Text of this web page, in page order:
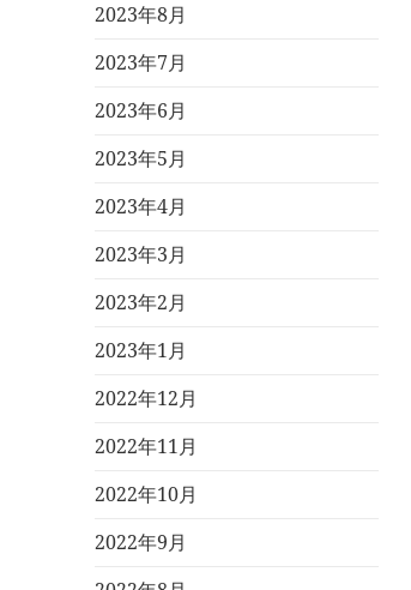
2023年8月
2023年7月
2023年6月
2023年5月
2023年4月
2023年3月
2023年2月
2023年1月
2022年12月
2022年11月
2022年10月
2022年9月